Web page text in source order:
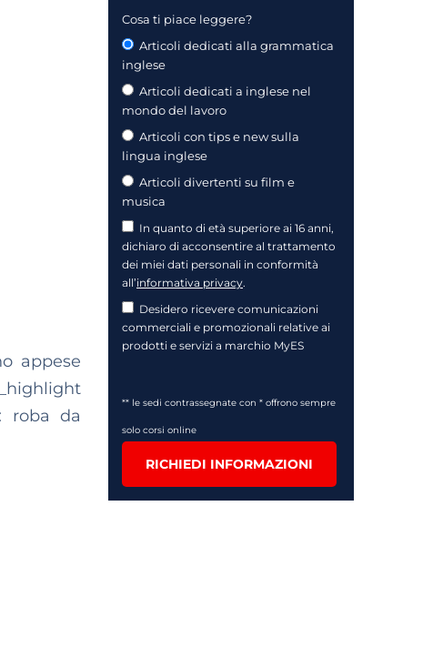
appese
roba da
Cosa ti piace leggere?
Articoli dedicati alla grammatica
inglese
Articoli dedicati a inglese nel
mondo del lavoro
Articoli con tips e new sulla
lingua inglese
Articoli divertenti su film e
musica
In quanto di età superiore ai 16 anni,
dichiaro di acconsentire al trattamento
dei miei dati personali in conformità
all’informativa privacy.
Desidero ricevere comunicazioni
commerciali e promozionali relative ai
prodotti e servizi a marchio MyES
** le sedi contrassegnate con * offrono sempre
solo corsi online
RICHIEDI INFORMAZIONI